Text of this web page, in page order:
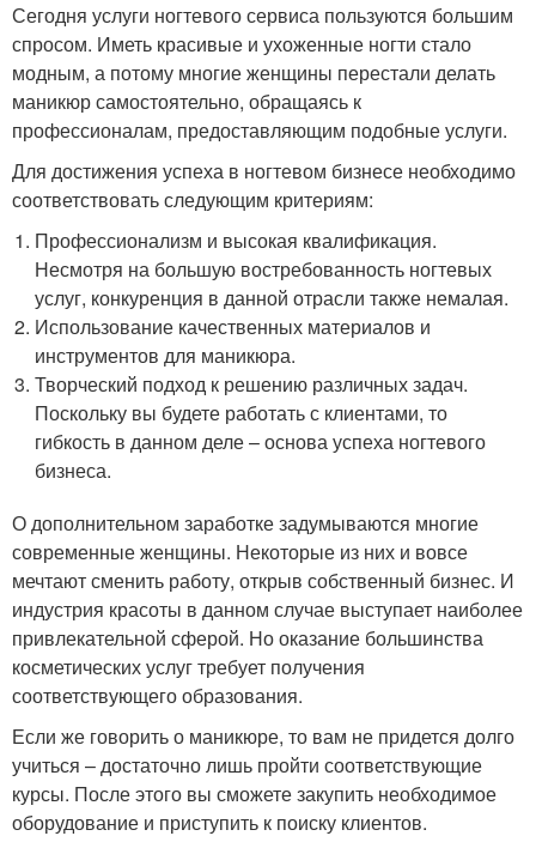
Сегодня услуги ногтевого сервиса пользуются большим
спросом. Иметь красивые и ухоженные ногти стало
модным, а потому многие женщины перестали делать
маникюр самостоятельно, обращаясь к
профессионалам, предоставляющим подобные услуги.
Для достижения успеха в ногтевом бизнесе необходимо
соответствовать следующим критериям:
Профессионализм и высокая квалификация.
Несмотря на большую востребованность ногтевых
услуг, конкуренция в данной отрасли также немалая.
Использование качественных материалов и
инструментов для маникюра.
Творческий подход к решению различных задач.
Поскольку вы будете работать с клиентами, то
гибкость в данном деле – основа успеха ногтевого
бизнеса.
О дополнительном заработке задумываются многие
современные женщины. Некоторые из них и вовсе
мечтают сменить работу, открыв собственный бизнес. И
индустрия красоты в данном случае выступает наиболее
привлекательной сферой. Но оказание большинства
косметических услуг требует получения
соответствующего образования.
Если же говорить о маникюре, то вам не придется долго
учиться – достаточно лишь пройти соответствующие
курсы. После этого вы сможете закупить необходимое
оборудование и приступить к поиску клиентов.